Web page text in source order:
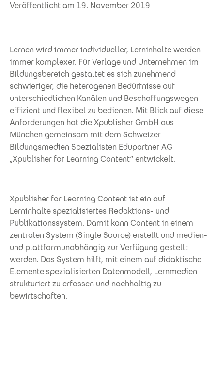
Veröffentlicht am 19. November 2019
Lernen wird immer individueller, Lerninhalte werden
immer komplexer. Für Verlage und Unternehmen im
Bildungsbereich gestaltet es sich zunehmend
schwieriger, die heterogenen Bedürfnisse auf
unterschiedlichen Kanälen und Beschaffungswegen
effizient und flexibel zu bedienen. Mit Blick auf diese
Anforderungen hat die Xpublisher GmbH aus
München gemeinsam mit dem Schweizer
Bildungsmedien Spezialisten Edupartner AG
„Xpublisher for Learning Content“ entwickelt.
Xpublisher for Learning Content ist ein auf
Lerninhalte spezialisiertes Redaktions- und
Publikationssystem. Damit kann Content in einem
zentralen System (Single Source) erstellt und medien-
und plattformunabhängig zur Verfügung gestellt
werden. Das System hilft, mit einem auf didaktische
Elemente spezialisierten Datenmodell, Lernmedien
strukturiert zu erfassen und nachhaltig zu
bewirtschaften.